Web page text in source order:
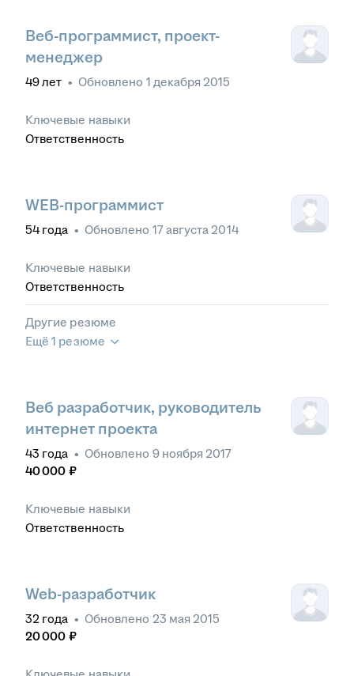
Веб-программист, проект-
менеджер
49лет • Обновлено 1 декабря 2015
Ключевые навыки
Ответственность
WEB-программист
54 года • Обновлено 17 августа 2014
Ключевые навыки
Ответственность
Другие резюме
Ещё 1 резюме
Веб разработчик, руководитель
интернет проекта
43 года • Обновлено 9 ноября 2017
40 000 ₽
Ключевые навыки
Ответственность
Web-разработчик
32 года • Обновлено 23 мая 2015
20 000 ₽